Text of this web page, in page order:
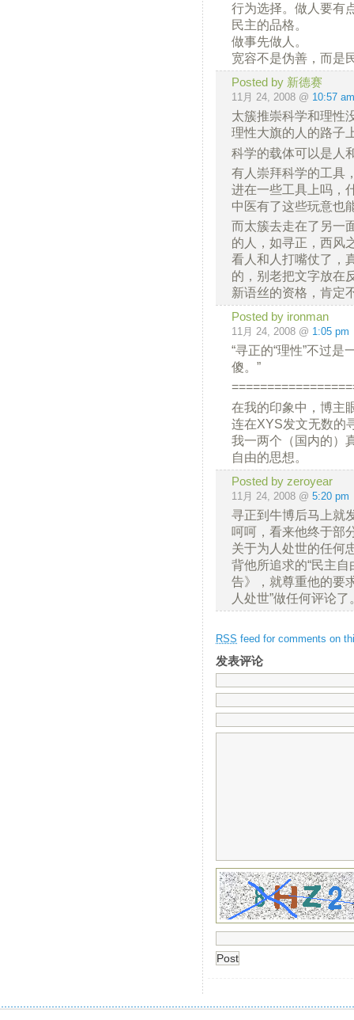
行为选择。做人要有
民主的品格。
做事先做人。
宽容不是伪善，而是
Posted by 新德赛
11月 24, 2008 @ 10:57 am
太簇推崇科学和理性
理性大旗的人的路子
科学的载体可以是人
有人崇拜科学的工具
进在一些工具上吗，
中医有了这些玩意也
而太簇去走在了另一
的人，如寻正，西风
看人和人打嘴仗了，
的，别老把文字放在
新语丝的资格，肯定
Posted by ironman
11月 24, 2008 @ 1:05 pm
“寻正的“理性”不过
傻。”
在我的印象中，博主
连在XYS发文无数的
我一两个（国内的）
自由的思想。
Posted by zeroyear
11月 24, 2008 @ 5:20 pm
寻正到牛博后马上就
呵呵，看来他终于部
关于为人处世的任何
背他所追求的“民主
告》，就尊重他的要
人处世”做任何评论了
RSS feed for comments on
发表评论